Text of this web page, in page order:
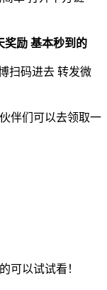
奖励 基本秒到的
扫码进去 转发微
伴们可以去领取一
可以试试看！